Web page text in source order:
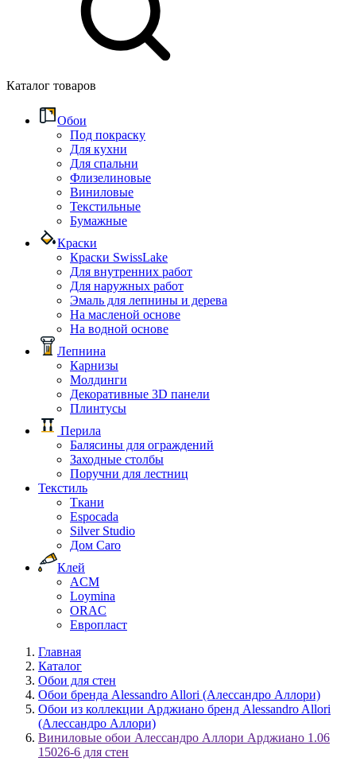
Каталог товаров
Обои
Под покраску
Для кухни
Для спальни
Флизелиновые
Виниловые
Текстильные
Бумажные
Краски
Краски SwissLake
Для внутренних работ
Для наружных работ
Эмаль для лепнины и дерева
На масленой основе
На водной основе
Лепнина
Карнизы
Молдинги
Декоративные 3D панели
Плинтусы
Перила
Балясины для ограждений
Заходные столбы
Поручни для лестниц
Текстиль
Ткани
Espocada
Silver Studio
Дом Caro
Клей
ACM
Loymina
ORAC
Европласт
Главная
Каталог
Обои для стен
Обои бренда Alessandro Allori (Алессандро Аллори)
Обои из коллекции Арджиано бренд Alessandro Allori
(Алессандро Аллори)
Виниловые обои Алессандро Аллори Арджиано 1.06
15026-6 для стен